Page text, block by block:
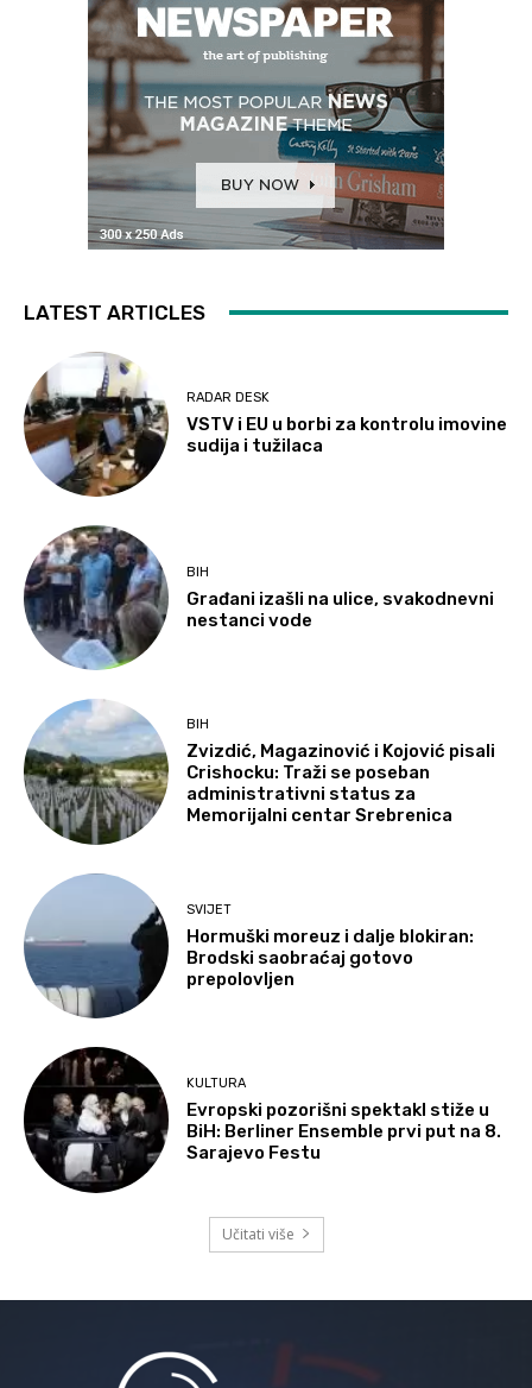
LATEST ARTICLES
RADAR DESK
VSTV i EU u borbi za kontrolu imovine
sudija i tužilaca
BIH
Građani izašli na ulice, svakodnevni
nestanci vode
BIH
Zvizdić, Magazinović i Kojović pisali
Crishocku: Traži se poseban
administrativni status za
Memorijalni centar Srebrenica
SVIJET
Hormuški moreuz i dalje blokiran:
Brodski saobraćaj gotovo
prepolovljen
KULTURA
Evropski pozorišni spektakl stiže u
BiH: Berliner Ensemble prvi put na 8.
Sarajevo Festu
Učitati više